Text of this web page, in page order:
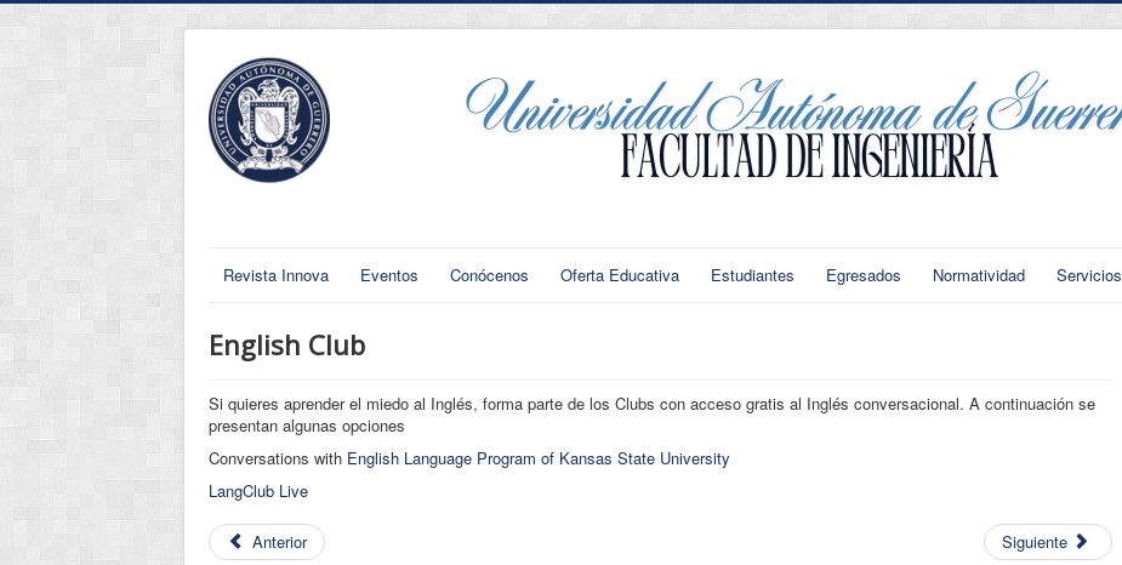
Revista Innova Eventos Conócenos Oferta Educativa Estudiantes Egresados Normatividad Servicios
English Club
Si quieres aprender el miedo al Inglés, forma parte de los Clubs con acceso gratis al Inglés conversacional. A continuación se
presentan algunas opciones
Conversations with English Language Program of Kansas State University
LangClub Live
Anterior Siguiente